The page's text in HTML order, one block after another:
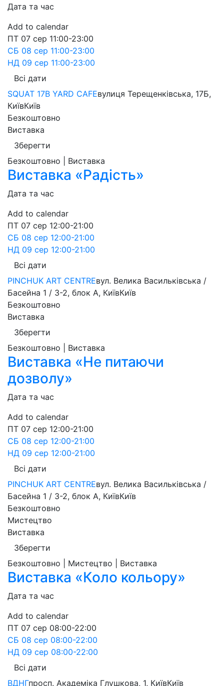
Дата та час
Add to calendar
ПТ 07 сер 11:00-23:00
СБ 08 сер 11:00-23:00
НД 09 сер 11:00-23:00
Всі дати
SQUAT 17B YARD CAFEвулиця Терещенківська, 17Б,
КиївКиїв
Безкоштовно
Виставка
Зберегти
Безкоштовно | Виставка
Виставка «Радість»
Дата та час
Add to calendar
ПТ 07 сер 12:00-21:00
СБ 08 сер 12:00-21:00
НД 09 сер 12:00-21:00
Всі дати
PINCHUK ART CENTREвул. Велика Васильківська /
Басейна 1 / 3-2, блок А, КиївКиїв
Безкоштовно
Виставка
Зберегти
Безкоштовно | Виставка
Виставка «Не питаючи
дозволу»
Дата та час
Add to calendar
ПТ 07 сер 12:00-21:00
СБ 08 сер 12:00-21:00
НД 09 сер 12:00-21:00
Всі дати
PINCHUK ART CENTREвул. Велика Васильківська /
Басейна 1 / 3-2, блок А, КиївКиїв
Безкоштовно
Мистецтво
Виставка
Зберегти
Безкоштовно | Мистецтво | Виставка
Виставка «Коло кольору»
Дата та час
Add to calendar
ПТ 07 сер 08:00-22:00
СБ 08 сер 08:00-22:00
НД 09 сер 08:00-22:00
Всі дати
ВДНГпросп. Академіка Глушкова, 1, КиївКиїв